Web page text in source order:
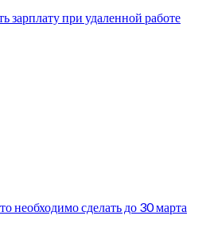
зарплату при удаленной работе
необходимо сделать до 30 марта